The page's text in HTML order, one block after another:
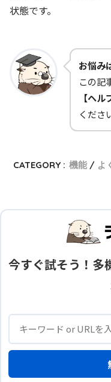
状態です。
お悩み
この記
【ヘル
くださ
CATEGORY : 機能 よ
今すぐ試そう！多